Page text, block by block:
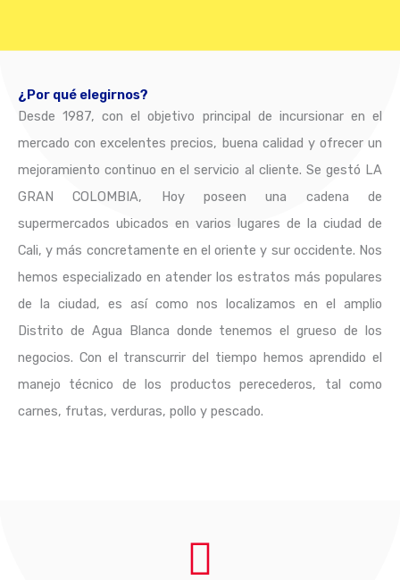
¿Por qué elegirnos?
Desde 1987, con el objetivo principal de incursionar en el
mercado con excelentes precios, buena calidad y ofrecer un
mejoramiento continuo en el servicio al cliente. Se gestó LA
GRAN COLOMBIA, Hoy poseen una cadena de
supermercados ubicados en varios lugares de la ciudad de
Cali, y más concretamente en el oriente y sur occidente. Nos
hemos especializado en atender los estratos más populares
de la ciudad, es así como nos localizamos en el amplio
Distrito de Agua Blanca donde tenemos el grueso de los
negocios. Con el transcurrir del tiempo hemos aprendido el
manejo técnico de los productos perecederos, tal como
carnes, frutas, verduras, pollo y pescado.